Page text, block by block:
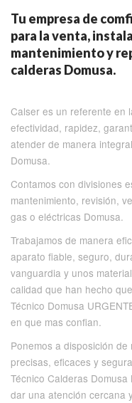
Tu empresa de
para la venta,
mantenimiento y
calderas Domusa.
Calser es un referente en
efectividad, rapidez,
atender de manera
Domusa.
Contamos con divisiones
mantenimiento, revisión,
gas o eléctricas Domusa.
Trabajamos de manera
aparato fiable, seguro,
vanguardia y unos
calidad que han hecho
Técnico Domusa
en que mas confian.
Ponemos a disposición
precisas, eficaces y
Técnico Calderas
dar una atención cercana